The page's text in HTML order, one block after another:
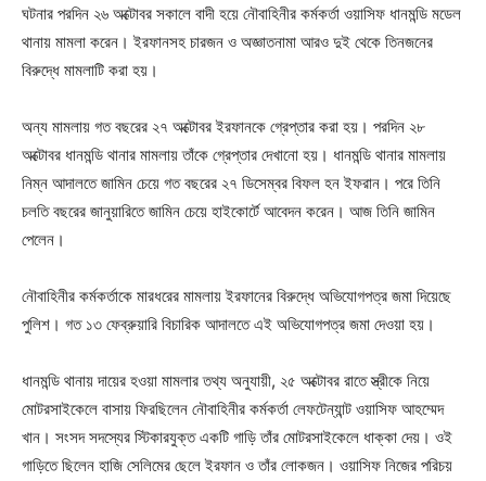
ঘটনার পরদিন ২৬ অক্টোবর সকালে বাদী হয়ে নৌবাহিনীর কর্মকর্তা ওয়াসিফ ধানমন্ডি মডেল
থানায় মামলা করেন। ইরফানসহ চারজন ও অজ্ঞাতনামা আরও দুই থেকে তিনজনের
বিরুদ্ধে মামলাটি করা হয়।
অন্য মামলায় গত বছরের ২৭ অক্টোবর ইরফানকে গ্রেপ্তার করা হয়। পরদিন ২৮
অক্টোবর ধানমন্ডি থানার মামলায় তাঁকে গ্রেপ্তার দেখানো হয়। ধানমন্ডি থানার মামলায়
নিম্ন আদালতে জামিন চেয়ে গত বছরের ২৭ ডিসেম্বর বিফল হন ইফরান। পরে তিনি
চলতি বছরের জানুয়ারিতে জামিন চেয়ে হাইকোর্টে আবেদন করেন। আজ তিনি জামিন
পেলেন।
নৌবাহিনীর কর্মকর্তাকে মারধরের মামলায় ইরফানের বিরুদ্ধে অভিযোগপত্র জমা দিয়েছে
পুলিশ। গত ১৩ ফেব্রুয়ারি বিচারিক আদালতে এই অভিযোগপত্র জমা দেওয়া হয়।
ধানমন্ডি থানায় দায়ের হওয়া মামলার তথ্য অনুযায়ী, ২৫ অক্টোবর রাতে স্ত্রীকে নিয়ে
মোটরসাইকেলে বাসায় ফিরছিলেন নৌবাহিনীর কর্মকর্তা লেফটেন্যান্ট ওয়াসিফ আহম্মেদ
খান। সংসদ সদস্যের স্টিকারযুক্ত একটি গাড়ি তাঁর মোটরসাইকেলে ধাক্কা দেয়। ওই
গাড়িতে ছিলেন হাজি সেলিমের ছেলে ইরফান ও তাঁর লোকজন। ওয়াসিফ নিজের পরিচয়